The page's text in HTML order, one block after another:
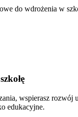
do wdrożenia w
wspierasz rozwój
edukacyjne.